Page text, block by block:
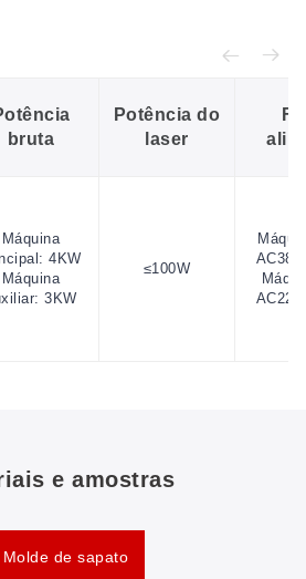
bruta
Potência do
laser
Máquina
4KW
Máquina
3KW
≤100W
e amostras
Molde de sapato